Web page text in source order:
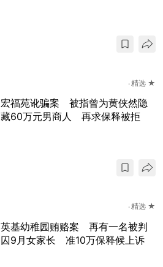
精选 ★
宏福苑讹骗案 被指曾为黄侠然隐
藏60万元男商人 再求保释被拒
精选 ★
英基幼稚园贿赂案 再有一名被判
囚9月女家长 准10万保释候上诉